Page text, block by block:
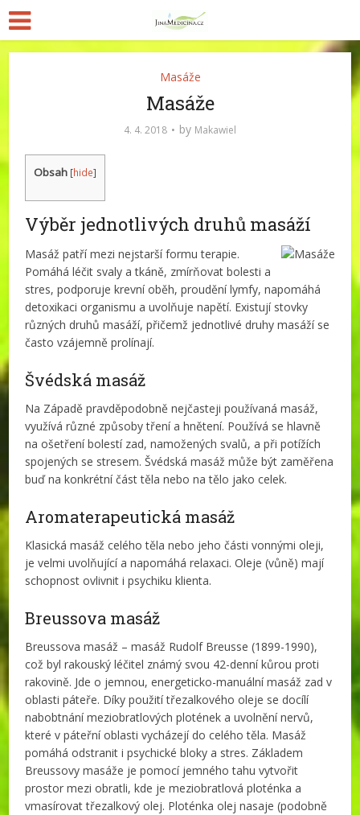
Masáže
Masáže
4. 4. 2018 by Makawiel
Obsah [hide]
Výběr jednotlivých druhů masáží
Masáž patří mezi nejstarší formu terapie.
Pomáhá léčit svaly a tkáně, zmírňovat bolesti a
stres, podporuje krevní oběh, proudění lymfy, napomáhá
detoxikaci organismu a uvolňuje napětí. Existují stovky
různých druhů masáží, přičemž jednotlivé druhy masáží se
často vzájemně prolínají.
Švédská masáž
Na Západě pravděpodobně nejčasteji používaná masáž,
využívá různé způsoby tření a hnětení. Používá se hlavně
na ošetření bolestí zad, namožených svalů, a při potížích
spojených se stresem. Švédská masáž může být zaměřena
buď na konkrétní část těla nebo na tělo jako celek.
Aromaterapeutická masáž
Klasická masáž celého těla nebo jeho části vonnými oleji,
je velmi uvolňující a napomáhá relaxaci. Oleje (vůně) mají
schopnost ovlivnit i psychiku klienta.
Breussova masáž
Breussova masáž – masáž Rudolf Breusse (1899-1990),
což byl rakouský léčitel známý svou 42-denní kůrou proti
rakovině. Jde o jemnou, energeticko-manuální masáž zad v
oblasti páteře. Díky použití třezalkového oleje se docílí
nabobtnání meziobratlových plotének a uvolnění nervů,
které v páteřní oblasti vycházejí do celého těla. Masáž
pomáhá odstranit i psychické bloky a stres. Základem
Breussovy masáže je pomocí jemného tahu vytvořit
prostor mezi obratli, kde je meziobratlová ploténka a
vmasírovat třezalkový olej. Ploténka olej nasaje (podobně